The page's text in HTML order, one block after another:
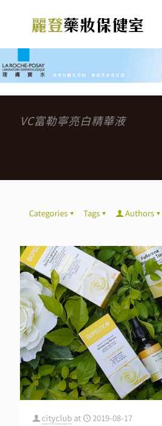
VC富勒寧亮白精華液
Categories Tags Authors
cityclub at 2019-08-17